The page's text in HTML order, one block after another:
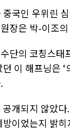
중국인 우위린
장은 박-이조
단의 코칭스태
던 이 해프닝은
공개되지 않았
방이었는지 밝